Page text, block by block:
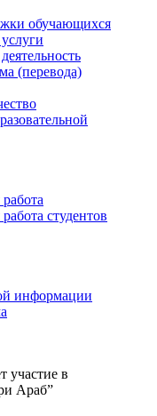
обучающихся
(перевода)
студентов
информации
участие в
Араб”